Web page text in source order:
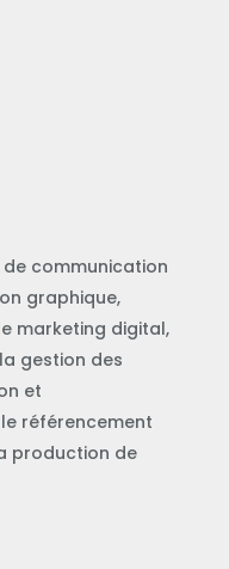
de communication
graphique,
marketing digital,
gestion des
et
référencement
production de